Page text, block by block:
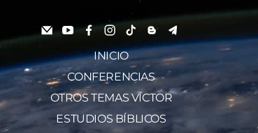
INICIO
CONFERENCIAS
OTROS TEMAS VÍCTOR
ESTUDIOS BÍBLICOS